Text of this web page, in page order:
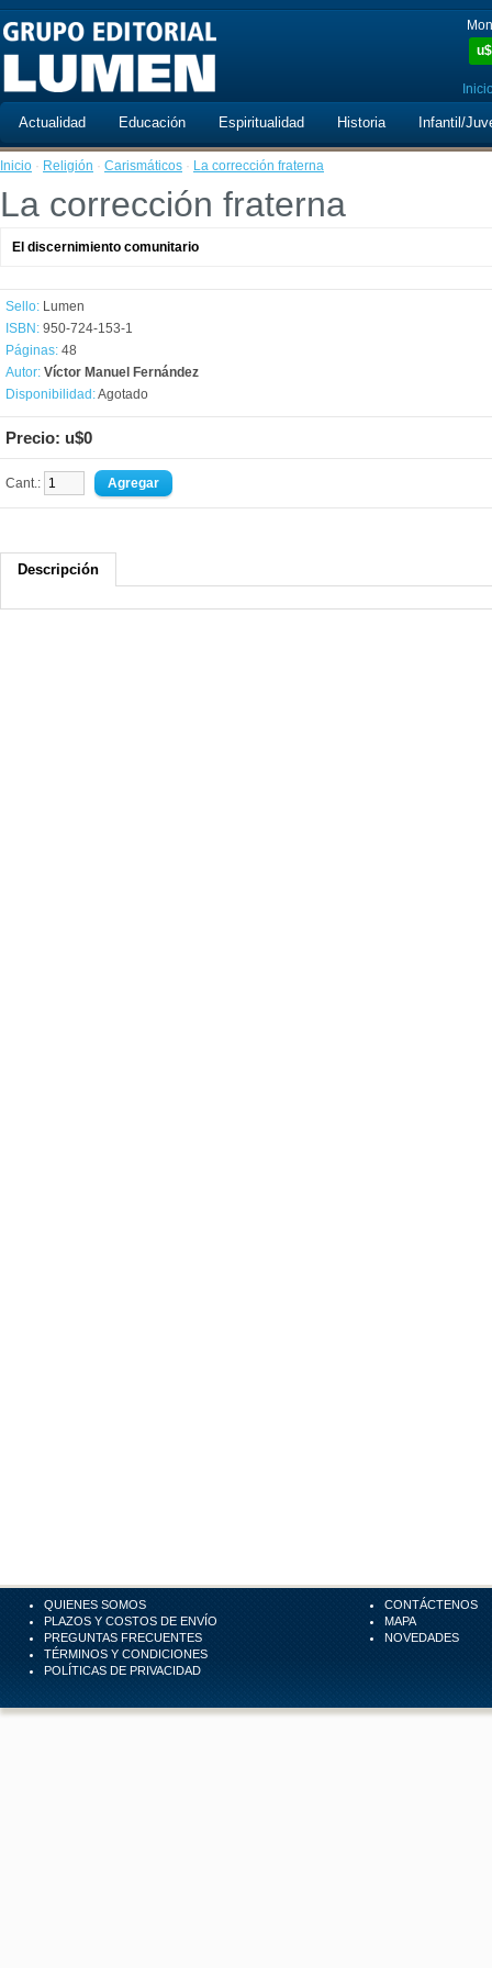
u$
Actualidad Educación Espiritualidad Historia Infantil/
Inicio · Religión · Carismáticos · La corrección fraterna
La corrección fraterna
El discernimiento comunitario
Sello: Lumen
ISBN: 950-724-153-1
Páginas: 48
Autor: Víctor Manuel Fernández
Disponibilidad:Agotado
Precio: u$0
Cant.:
Descripción
QUIENES SOMOS
PLAZOS Y COSTOS DE ENVÍO
PREGUNTAS FRECUENTES
TÉRMINOS Y CONDICIONES
POLÍTICAS DE PRIVACIDAD
CONTÁCTENOS
MAPA
NOVEDADES